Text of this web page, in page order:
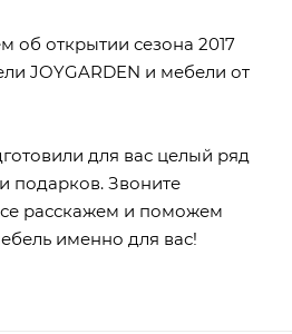
об открытии сезона 2017
JOYGARDEN и мебели от
для вас целый ряд
подарков. Звоните
расскажем и поможем
именно для вас!